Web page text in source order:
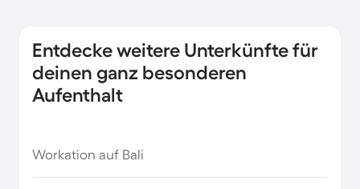
Entdecke weitere Unterkünfte für
deinen ganz besonderen
Aufenthalt
Workation auf Bali